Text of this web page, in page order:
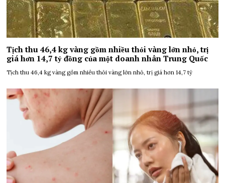
Tịch thu 46,4 kg vàng gồm nhiều thỏi vàng lớn nhỏ, trị
giá hơn 14,7 tỷ đồng của một doanh nhân Trung Quốc
Tịch thu 46,4 kg vàng gồm nhiều thỏi vàng lớn nhỏ, trị giá hơn 14,7 tỷ